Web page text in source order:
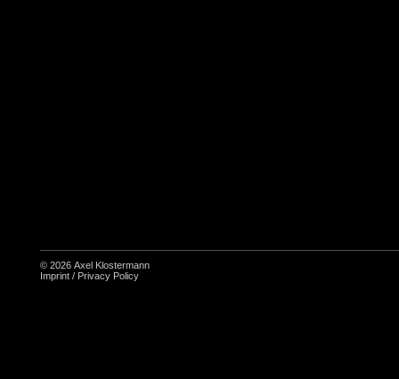
© 2026 Axel Klostermann
Imprint / Privacy Policy